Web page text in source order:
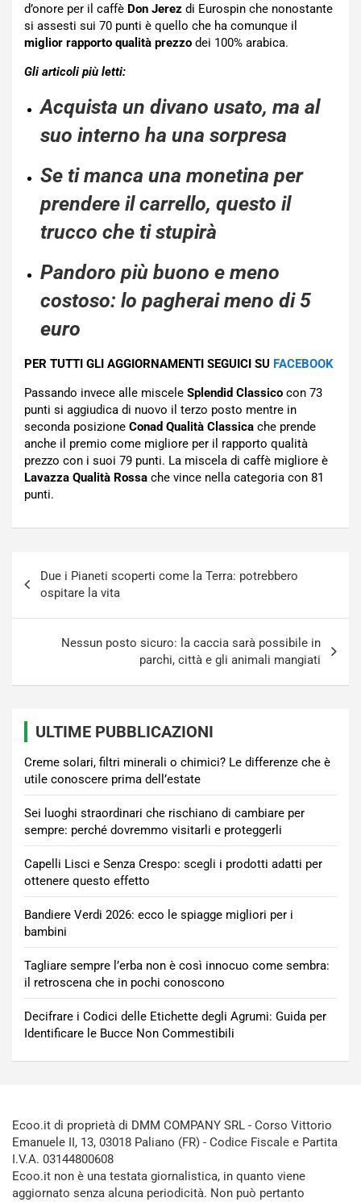
d’onore per il caffè Don Jerez di Eurospin che nonostante
si assesti sui 70 punti è quello che ha comunque il
miglior rapporto qualità prezzo dei 100% arabica.
Gli articoli più letti:
Acquista un divano usato, ma al
suo interno ha una sorpresa
Se ti manca una monetina per
prendere il carrello, questo il
trucco che ti stupirà
Pandoro più buono e meno
costoso: lo pagherai meno di 5
euro
PER TUTTI GLI AGGIORNAMENTI SEGUICI SU FACEBOOK
Passando invece alle miscele Splendid Classico con 73
punti si aggiudica di nuovo il terzo posto mentre in
seconda posizione Conad Qualità Classica che prende
anche il premio come migliore per il rapporto qualità
prezzo con i suoi 79 punti. La miscela di caffè migliore è
Lavazza Qualità Rossa che vince nella categoria con 81
punti.
articoli
Due i Pianeti scoperti come la Terra: potrebbero
ospitare la vita
Nessun posto sicuro: la caccia sarà possibile in
parchi, città e gli animali mangiati
ULTIME PUBBLICAZIONI
Creme solari, filtri minerali o chimici? Le differenze che è
utile conoscere prima dell’estate
Sei luoghi straordinari che rischiano di cambiare per
sempre: perché dovremmo visitarli e proteggerli
Capelli Lisci e Senza Crespo: scegli i prodotti adatti per
ottenere questo effetto
Bandiere Verdi 2026: ecco le spiagge migliori per i
bambini
Tagliare sempre l’erba non è così innocuo come sembra:
il retroscena che in pochi conoscono
Decifrare i Codici delle Etichette degli Agrumi: Guida per
Identificare le Bucce Non Commestibili
Ecoo.it di proprietà di DMM COMPANY SRL - Corso Vittorio
Emanuele II, 13, 03018 Paliano (FR) - Codice Fiscale e Partita
I.V.A. 03144800608
Ecoo.it non è una testata giornalistica, in quanto viene
aggiornato senza alcuna periodicità. Non può pertanto